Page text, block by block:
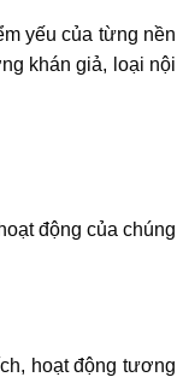
yếu của từng nền
khán giả, loại nội
động của chúng
hoạt động tương